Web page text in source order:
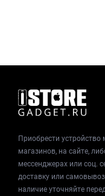
Приобрести устройство
магазинов, на сайте,
мессенджерах или соц.
доставку или
наличие уточняйте